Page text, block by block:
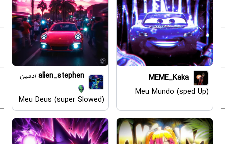
MEME_Kaka
Meu Mundo (sped Up)
alien_stephen ادمین
Meu Deus (super Slowed)